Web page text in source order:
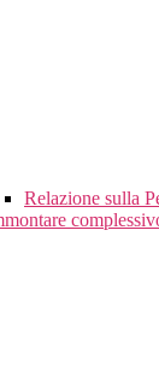
Relazione sulla